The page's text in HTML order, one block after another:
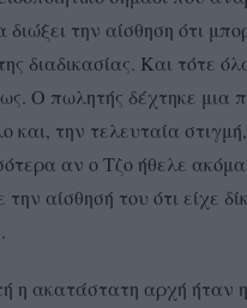
την αίσθηση ότι
διαδικασίας. Και τότε
Ο πωλητής δέχτηκε μια
και, την τελευταία
αν ο Τζο ήθελε ακόμα
αίσθησή του ότι είχε
η ακατάστατη αρχή ήταν